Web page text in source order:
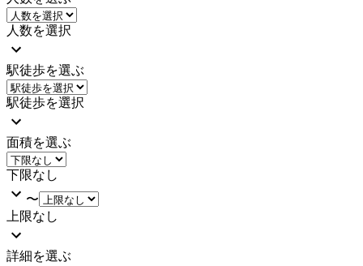
人数を選択
駅徒歩を選ぶ
駅徒歩を選択
面積を選ぶ
下限なし
〜
上限なし
詳細を選ぶ